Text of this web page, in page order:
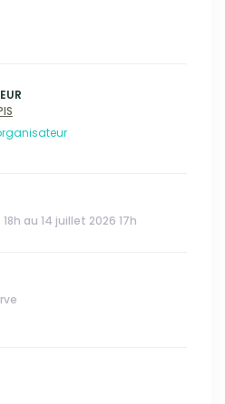
au 14 juillet 2026 17h